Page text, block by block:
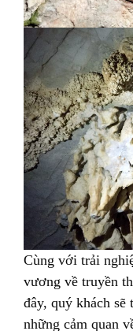
Cùng với trải
vương về truyền
đây, quý khách
những cảm quan